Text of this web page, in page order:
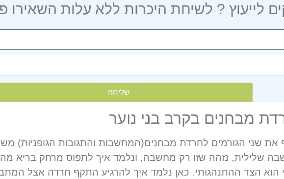
לייעוץ ? לשיחת היכרות ללא עלות השאירו
מבחנים בקרב בני נוער
שני הגורמים לחרדת מבחנים(המחשבות והתגובות הגופניות) משני
שלילית, נזהה שזו רק מחשבה, ונלמד איך לתפוס מרחק בריא
הצד ההתנהגותי. כאן נלמד איך להרגיע התקף חרדה אצל